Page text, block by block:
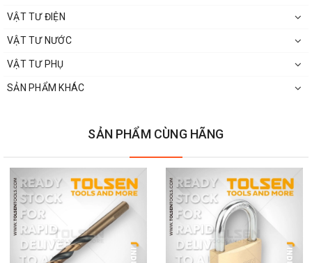
VẬT TƯ ĐIỆN
VẬT TƯ NƯỚC
VẬT TƯ PHỤ
SẢN PHẨM KHÁC
SẢN PHẨM CÙNG HÃNG